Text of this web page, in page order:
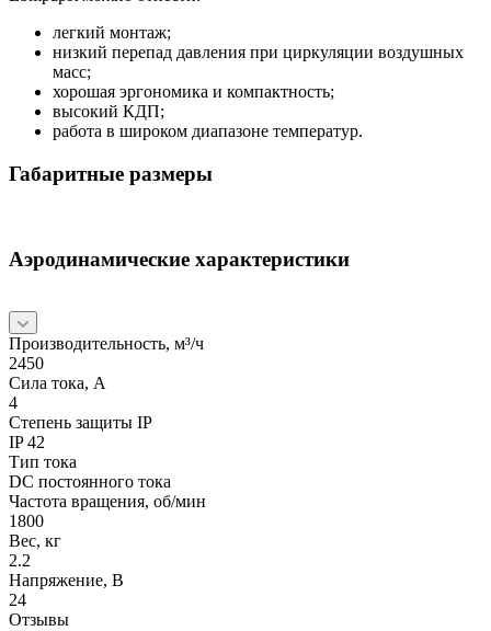
легкий монтаж;
низкий перепад давления при циркуляции воздушных
масс;
хорошая эргономика и компактность;
высокий КДП;
работа в широком диапазоне температур.
Габаритные размеры
Аэродинамические характеристики
Производительность, м³/ч
2450
Сила тока, А
4
Степень защиты IP
IP 42
Тип тока
DC постоянного тока
Частота вращения, об/мин
1800
Вес, кг
2.2
Напряжение, В
24
Отзывы